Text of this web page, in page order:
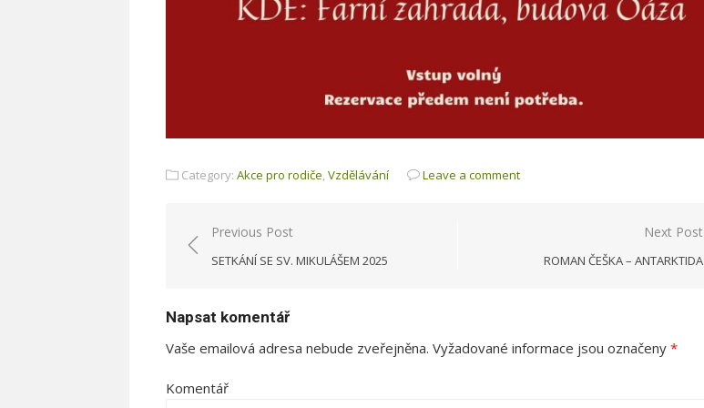
Category: Akce pro rodiče,Vzdělávání Leave a comment
Navigace
příspěvek
Previous Post
SETKÁNÍ SE SV. MIKULÁŠEM 2025
Next Post
ROMAN ČEŠKA – ANTARKTIDA
Napsat komentář
Vaše emailová adresa nebude zveřejněna. Vyžadované informace jsou označeny *
Komentář